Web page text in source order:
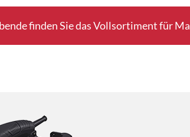
finden Sie das Vollsortiment für